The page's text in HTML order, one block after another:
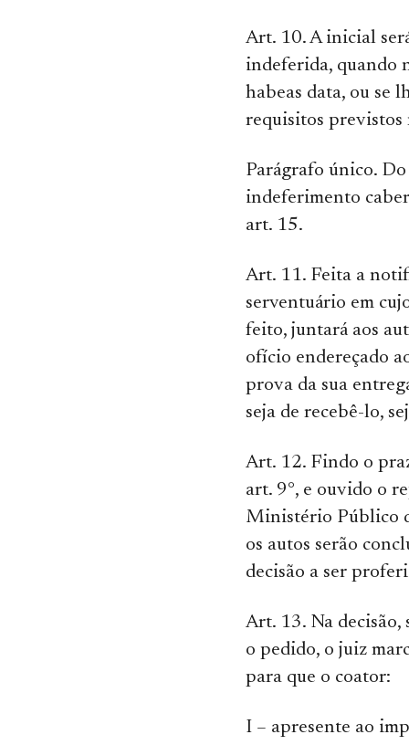
Art. 10. A inicial
indeferida, quando
habeas data, ou se
requisitos previstos
Parágrafo único.
indeferimento
art. 15.
Art. 11. Feita a
serventuário em
feito, juntará aos
ofício endereçado
prova da sua
seja de recebê-lo,
Art. 12. Findo o
art. 9°, e ouvido o
Ministério Público
os autos serão
decisão a ser
Art. 13. Na
o pedido, o juiz
para que o coator:
I – apresente ao